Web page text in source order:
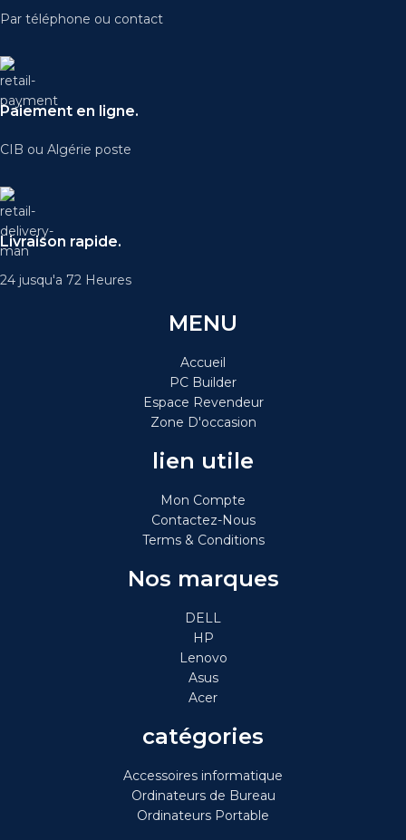
Par téléphone ou contact
Paiement en ligne.
CIB ou Algérie poste
Livraison rapide.
24 jusqu'a 72 Heures
MENU
Accueil
PC Builder
Espace Revendeur
Zone D'occasion
lien utile
Mon Compte
Contactez-Nous
Terms & Conditions
Nos marques
DELL
HP
Lenovo
Asus
Acer
catégories
Accessoires informatique
Ordinateurs de Bureau
Ordinateurs Portable